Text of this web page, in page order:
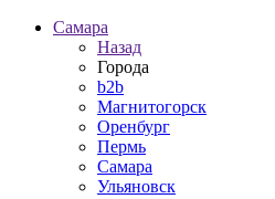
Самара
Назад
Города
b2b
Магнитогорск
Оренбург
Пермь
Самара
Ульяновск